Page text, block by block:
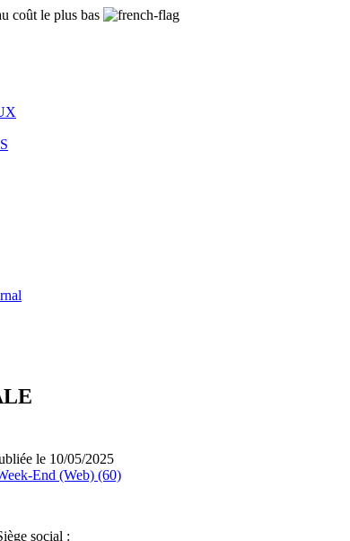
coût le plus bas
le 10/05/2025
End (Web) (60)
social :